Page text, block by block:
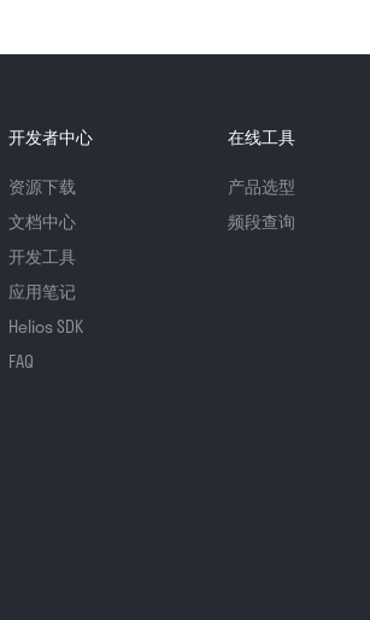
开发者中心
资源下载
文档中心
开发工具
应用笔记
Helios SDK
FAQ
在线工具
产品选型
频段查询